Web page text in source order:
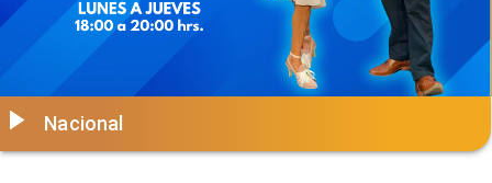
Nacional